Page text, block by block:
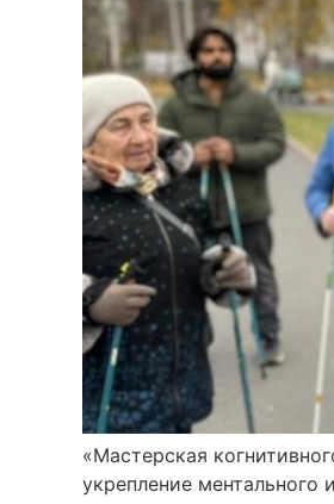
«Мастерская
укрепление ментального